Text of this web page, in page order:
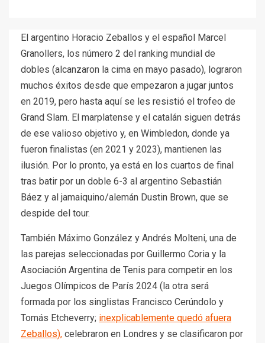
El argentino Horacio Zeballos y el español Marcel
Granollers, los número 2 del ranking mundial de
dobles (alcanzaron la cima en mayo pasado), lograron
muchos éxitos desde que empezaron a jugar juntos
en 2019, pero hasta aquí se les resistió el trofeo de
Grand Slam. El marplatense y el catalán siguen detrás
de ese valioso objetivo y, en Wimbledon, donde ya
fueron finalistas (en 2021 y 2023), mantienen las
ilusión. Por lo pronto, ya está en los cuartos de final
tras batir por un doble 6-3 al argentino Sebastián
Báez y al jamaiquino/alemán Dustin Brown, que se
despide del tour.
También Máximo González y Andrés Molteni, una de
las parejas seleccionadas por Guillermo Coria y la
Asociación Argentina de Tenis para competir en los
Juegos Olímpicos de París 2024 (la otra será
formada por los singlistas Francisco Cerúndolo y
Tomás Etcheverry; inexplicablemente quedó afuera
Zeballos), celebraron en Londres y se clasificaron por